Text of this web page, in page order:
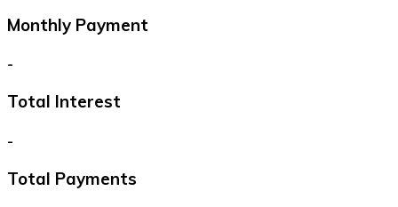
Monthly Payment
-
Total Interest
-
Total Payments